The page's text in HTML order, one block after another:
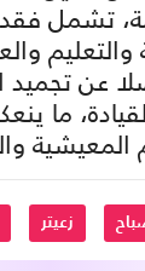
تشمل
والتعليم
عن تجميد
ما
زعيتر